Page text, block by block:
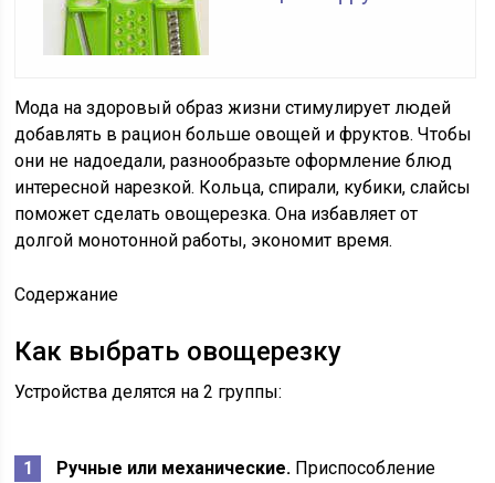
Мода на здоровый образ жизни стимулирует людей
добавлять в рацион больше овощей и фруктов. Чтобы
они не надоедали, разнообразьте оформление блюд
интересной нарезкой. Кольца, спирали, кубики, слайсы
поможет сделать овощерезка. Она избавляет от
долгой монотонной работы, экономит время.
Содержание
Как выбрать овощерезку
Устройства делятся на 2 группы:
Ручные или механические. Приспособление